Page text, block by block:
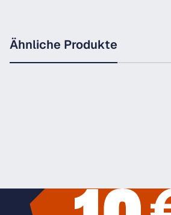
Ähnliche Produkte